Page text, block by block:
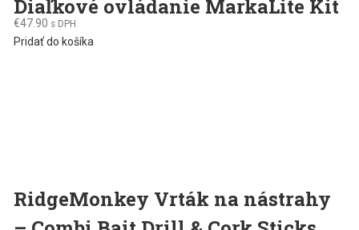
Diaľkové ovládanie MarkaLite Kit
€47.90 s DPH
Pridať do košíka
RidgeMonkey Vrták na nástrahy